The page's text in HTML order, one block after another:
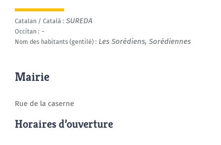
Catalan / Català : SUREDA
Occitan : -
Nom des habitants (gentilé) : Les Sorédiens, Sorédiennes
Mairie
Rue de la caserne
Horaires d’ouverture